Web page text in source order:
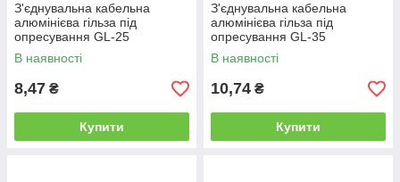
З'єднувальна кабельна
алюмінієва гільза під
опресування GL-25
В наявності
8,47 ₴
Купити
З'єднувальна кабельна
алюмінієва гільза під
опресування GL-35
В наявності
10,74 ₴
Купити